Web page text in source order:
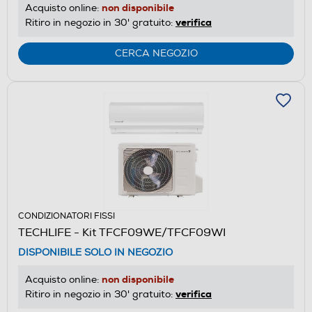
Acquisto online: non disponibile
Ritiro in negozio in 30' gratuito: verifica
CERCA NEGOZIO
CONDIZIONATORI FISSI
TECHLIFE - Kit TFCF09WE/TFCF09WI
DISPONIBILE SOLO IN NEGOZIO
Acquisto online: non disponibile
Ritiro in negozio in 30' gratuito: verifica